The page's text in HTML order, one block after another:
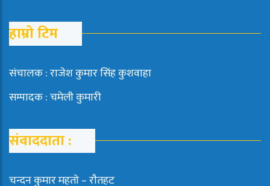
हाम्रो टिम
संचालक : राजेश कुमार सिंह कुशवाहा
सम्पादक : चमेली कुमारी
संवाददाता :
चन्दन कुमार महताे – राैतहट